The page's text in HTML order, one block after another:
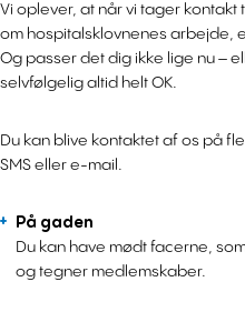
Vi oplever, at når vi tager
om hospitalsklovnenes arbejde,
Og passer det dig ikke lige nu –
selvfølgelig altid helt OK.
Du kan blive kontaktet af os på
SMS eller e-mail.
På gaden
Du kan have mødt facerne,
og tegner medlemskaber.